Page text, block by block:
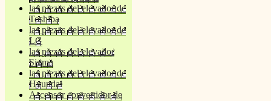
las piezas del elevador de
Toshiba
las piezas del elevador de
LG
las piezas del elevador
Sigma
las piezas del elevador de
Hyundai
Ascensor convertidor de